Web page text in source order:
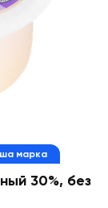
марка
30%, без